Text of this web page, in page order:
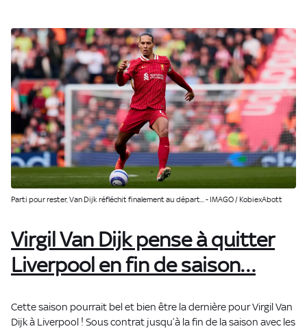
Parti pour rester, Van Dijk réfléchit finalement au départ... - IMAGO / KobiexAbott
Virgil Van Dijk pense à quitter
Liverpool en fin de saison…
Cette saison pourrait bel et bien être la dernière pour Virgil Van
Dijk à Liverpool ! Sous contrat jusqu’à la fin de la saison avec les